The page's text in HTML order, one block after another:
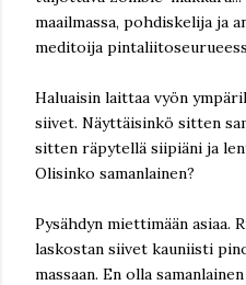
maailmassa, pohdiskelija ja
meditoija
Haluaisin laittaa vyön
siivet. Näyttäisinkö sitten
sitten räpytellä siipiäni ja
Olisinko samanlainen?
Pysähdyn miettimään asiaa.
laskostan siivet kauniisti
massaan. En olla